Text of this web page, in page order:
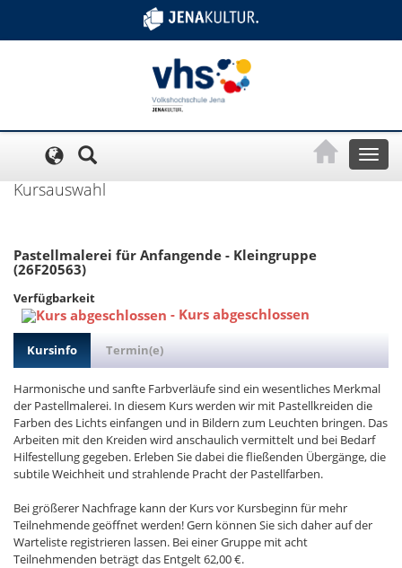
Toggle
Kursauswahl
Pastellmalerei für Anfangende - Kleingruppe
(26F20563)
Verfügbarkeit
- Kurs abgeschlossen
Kursinfo Termin(e)
Harmonische und sanfte Farbverläufe sind ein wesentliches Merkmal
der Pastellmalerei. In diesem Kurs werden wir mit Pastellkreiden die
Farben des Lichts einfangen und in Bildern zum Leuchten bringen. Das
Arbeiten mit den Kreiden wird anschaulich vermittelt und bei Bedarf
Hilfestellung gegeben. Erleben Sie dabei die fließenden Übergänge, die
subtile Weichheit und strahlende Pracht der Pastellfarben.
Bei größerer Nachfrage kann der Kurs vor Kursbeginn für mehr
Teilnehmende geöffnet werden! Gern können Sie sich daher auf der
Warteliste registrieren lassen. Bei einer Gruppe mit acht
Teilnehmenden beträgt das Entgelt 62,00 €.